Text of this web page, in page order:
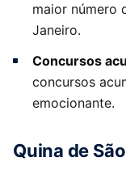
maior número
Janeiro.
Concursos
concursos
emocionante.
Quina de